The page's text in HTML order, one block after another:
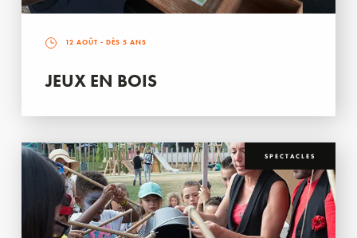
12 AOÛT - DÈS 5 ANS
JEUX EN BOIS
SPECTACLES